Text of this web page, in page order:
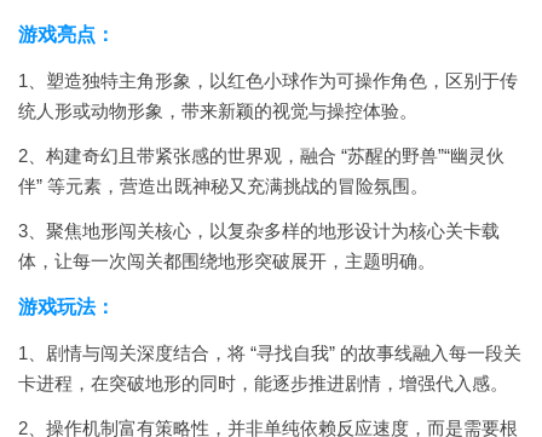
游戏亮点：
1、塑造独特主角形象，以红色小球作为可操作角色，区别于传
统人形或动物形象，带来新颖的视觉与操控体验。
2、构建奇幻且带紧张感的世界观，融合 “苏醒的野兽”“幽灵伙
伴” 等元素，营造出既神秘又充满挑战的冒险氛围。
3、聚焦地形闯关核心，以复杂多样的地形设计为核心关卡载
体，让每一次闯关都围绕地形突破展开，主题明确。
游戏玩法：
1、剧情与闯关深度结合，将 “寻找自我” 的故事线融入每一段关
卡进程，在突破地形的同时，能逐步推进剧情，增强代入感。
2、操作机制富有策略性，并非单纯依赖反应速度，而是需要根